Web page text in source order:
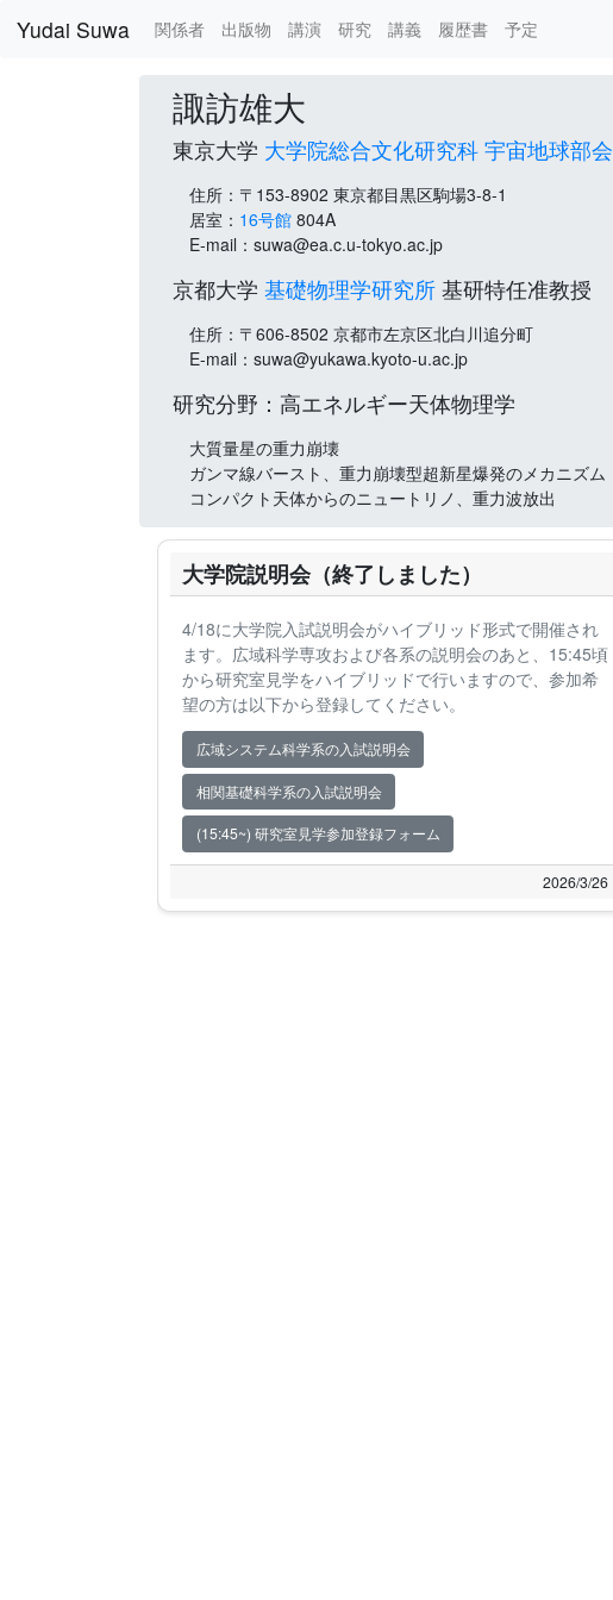
Yudai Suwa 関係者 出版物 講演 研究 講義 履歴書 予定
諏訪雄大
東京大学 大学院総合文化研究科 宇宙地球部会
住所：〒153-8902 東京都目黒区駒場3-8-1
居室： 16号館 804A
E-mail：suwa@ea.c.u-tokyo.ac.jp
京都大学 基礎物理学研究所 基研特任准教授
住所：〒606-8502 京都市左京区北白川追分町
E-mail：suwa@yukawa.kyoto-u.ac.jp
研究分野：高エネルギー天体物理学
大質量星の重力崩壊
ガンマ線バースト、重力崩壊型超新星爆発のメカニズム
コンパクト天体からのニュートリノ、重力波放出
大学院説明会（終了しました）
4/18に大学院入試説明会がハイブリッド形式で開催され
ます。広域科学専攻および各系の説明会のあと、15:45頃
から研究室見学をハイブリッドで行いますので、参加希
望の方は以下から登録してください。
広域システム科学系の入試説明会
相関基礎科学系の入試説明会
(15:45~) 研究室見学参加登録フォーム
2026/3/26